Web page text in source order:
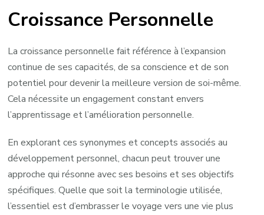
Croissance Personnelle
La croissance personnelle fait référence à l’expansion
continue de ses capacités, de sa conscience et de son
potentiel pour devenir la meilleure version de soi-même.
Cela nécessite un engagement constant envers
l’apprentissage et l’amélioration personnelle.
En explorant ces synonymes et concepts associés au
développement personnel, chacun peut trouver une
approche qui résonne avec ses besoins et ses objectifs
spécifiques. Quelle que soit la terminologie utilisée,
l’essentiel est d’embrasser le voyage vers une vie plus